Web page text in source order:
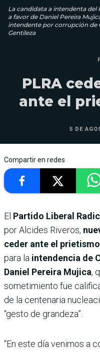
La candidata a intendenta del
a favor de Daniel Pereira
intendente por corrupción de
Gentileza
PLRA
ante el
5 DE
Compartir en redes
El Partido Liberal
por Alcides Riveros,
ceder ante el
para la intendencia de
Daniel Pereira Mujica,
sometimiento fue
de la centenaria
“gesto de grandeza”.
“En este día venimos a